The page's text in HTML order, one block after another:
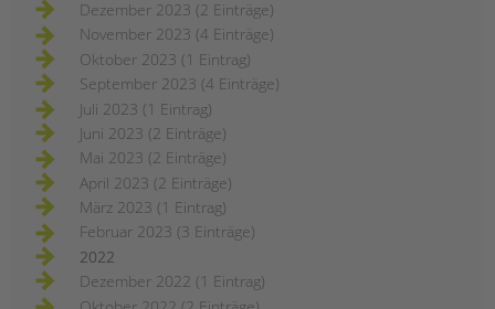
Dezember 2023 (2 Einträge)
November 2023 (4 Einträge)
Oktober 2023 (1 Eintrag)
September 2023 (4 Einträge)
Juli 2023 (1 Eintrag)
Juni 2023 (2 Einträge)
Mai 2023 (2 Einträge)
April 2023 (2 Einträge)
März 2023 (1 Eintrag)
Februar 2023 (3 Einträge)
2022
Dezember 2022 (1 Eintrag)